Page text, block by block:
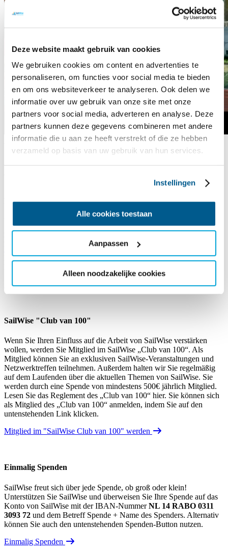
Deze website maakt gebruik van cookies
We gebruiken cookies om content en advertenties te
personaliseren, om functies voor social media te bieden
en om ons websiteverkeer te analyseren. Ook delen we
informatie over uw gebruik van onze site met onze
partners voor social media, adverteren en analyse. Deze
partners kunnen deze gegevens combineren met andere
informatie die u aan ze heeft verstrekt of die ze hebben
verzameld op basis van uw gebruik van hun services.
Instellingen
Alle cookies toestaan
Aanpassen
Alleen noodzakelijke cookies
AkzeptiereMarketing-Cookies, um das Video anzusehen
Wie kann SailWise unterstützt werden?
Freund von SailWise
25,- oder einem Vielfachen dieses Betrages. Selbst ein kleiner
Betrag macht einen großen Unterschied für unsere Teilnehmer!
Lesen Sie die „het vriend van SailWise“- Bestimmungen hier
können sich als Freund von SailWise über den untenstehenden
Freund von SailWise werden
SailWise "Club van 100"
Wenn Sie Ihren Einfluss auf die Arbeit von SailWise verstärken
wollen, werden Sie Mitglied im SailWise „Club van 100“. Als
Mitglied können Sie an exklusiven SailWise-Veranstaltungen und
Netzwerktreffen teilnehmen. Außerdem halten wir Sie regelmäßig
auf dem Laufenden über die aktuellen Themen von SailWise. Sie
werden durch eine Spende von mindestens 500€ jährlich Mitglied.
Lesen Sie das Reglement des „Club van 100“ hier. Sie können sich
als Mitglied des „Club van 100“ anmelden, indem Sie auf den
untenstehenden Link klicken.
Mitglied im "SailWise Club van 100" werden
Einmalig Spenden
SailWise freut sich über jede Spende, ob groß oder klein!
Unterstützen Sie SailWise und überweisen Sie Ihre Spende auf das
Konto von SailWise mit der IBAN-NummerNL 14 RABO 0311
3093 72 und dem Betreff Spende + Name des Spenders. Alternativ
können Sie auch den untenstehenden Spenden-Button nutzen.
Einmalig Spenden